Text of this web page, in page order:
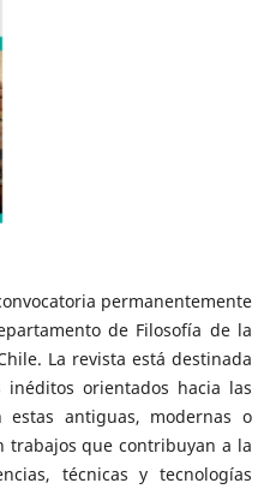
permanentemente
de Filosofía de la
La revista está destinada
orientados hacia las
estas antiguas, modernas o
trabajos que contribuyan a la
técnicas y tecnologías